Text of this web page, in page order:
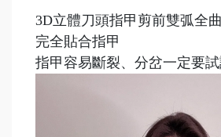
3D立體刀頭指甲剪前雙弧全
完全貼合指甲
指甲容易斷裂、分岔一定要